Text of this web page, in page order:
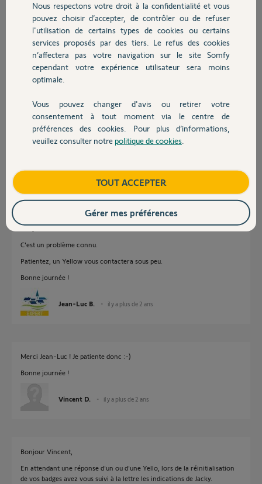
Chauffage
Autres produits
Devis avec un pro
Contact
clignotent et ne fonctionnent pas.
Le badge sont désormais inutilisables et je trouve que c'est étrange au
bout de 2 mois d'utilisation. Pouvez-vous m'aider ?
J'ai lu quelques topics sur le forum qui semblent mettre en évidence
un défaut sur certains badges.
Vincent D.
il y a plus de 2 ans
Participer au fil de discussion
Réponses
Bonjour
C'est un problème connu.
Patientez, un Yellow vous contactera sous peu.
Bonne journée !
Jean-Luc B. il y a plus de 2 ans
Merci Jean-Luc ! Je patiente donc :-)
Bonne journée !
Vincent D. il y a plus de 2 ans
Bonjour Vincent,
En attendant une réponse d'un ou d'une Yello, lors de la réinitialisation
de vos badges avez vous suivi à la lettre les indications de Jacky.
Nous respectons votre droit à la confidentialité et vous
pouvez choisir d’accepter, de contrôler ou de refuser
l'utilisation de certains types de cookies ou certains
services proposés par des tiers. Le refus des cookies
n’affectera pas votre navigation sur le site Somfy
cependant votre expérience utilisateur sera moins
optimale.
Vous pouvez changer d'avis ou retirer votre
consentement à tout moment via le centre de
préférences des cookies. Pour plus d’informations,
veuillez consulter notre politique de cookies
TOUT ACCEPTER
Gérer mes préférences